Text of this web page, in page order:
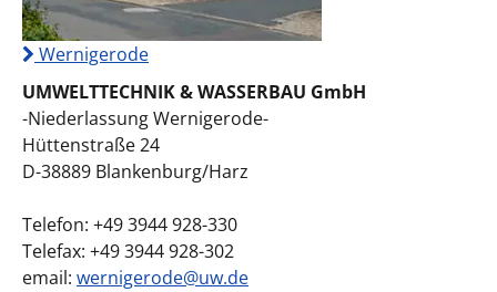
Wernigerode
UMWELTTECHNIK & WASSERBAU GmbH
-Niederlassung Wernigerode-
Hüttenstraße 24
D-38889 Blankenburg/Harz
Telefon: +49 3944 928-330
Telefax: +49 3944 928-302
email: wernigerode@uw.de